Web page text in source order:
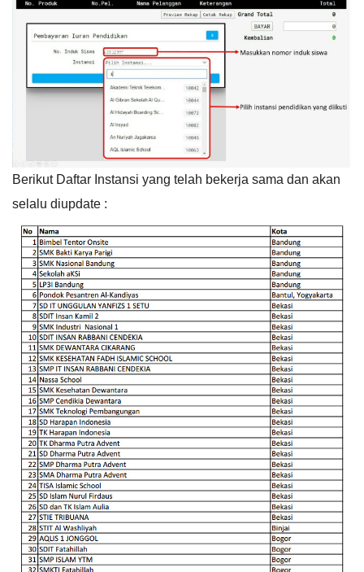
Berikut Daftar Instansi yang telah bekerja sama dan akan
selalu diupdate :